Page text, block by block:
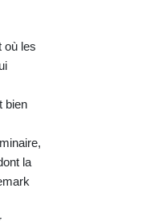
où les
bien
la